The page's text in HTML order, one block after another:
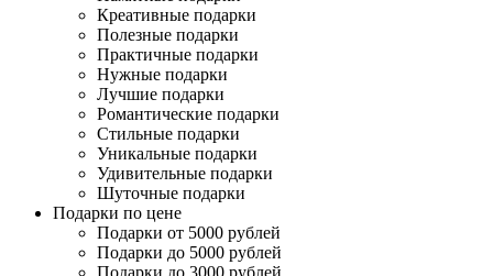
Креативные подарки
Полезные подарки
Практичные подарки
Нужные подарки
Лучшие подарки
Романтические подарки
Стильные подарки
Уникальные подарки
Удивительные подарки
Шуточные подарки
Подарки по цене
Подарки от 5000 рублей
Подарки до 5000 рублей
Подарки до 3000 рублей